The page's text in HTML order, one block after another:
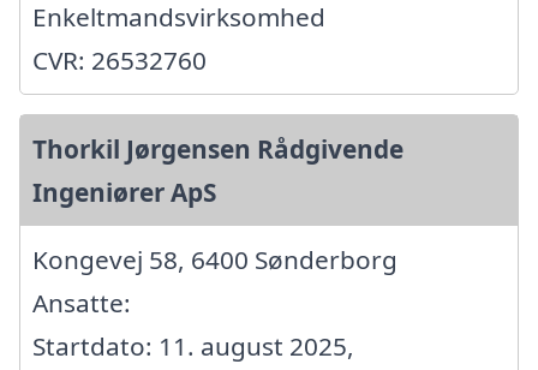
Enkeltmandsvirksomhed
CVR: 26532760
Thorkil Jørgensen Rådgivende
Ingeniører ApS
Kongevej 58, 6400 Sønderborg
Ansatte:
Startdato: 11. august 2025,